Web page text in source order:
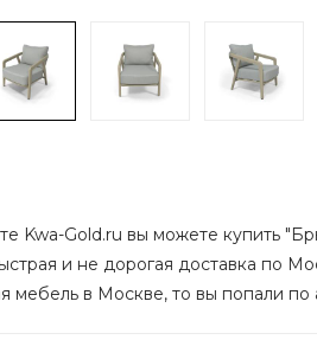
Kwa-Gold.ru вы можете купить
и не дорогая доставка по
мебель в Москве, то вы попали